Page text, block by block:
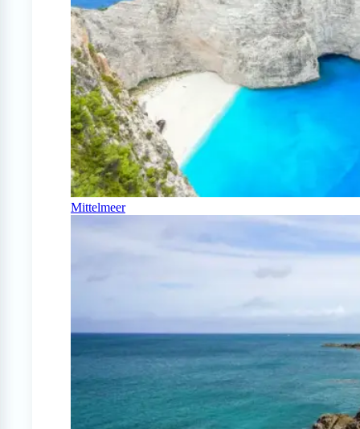
Mittelmeer